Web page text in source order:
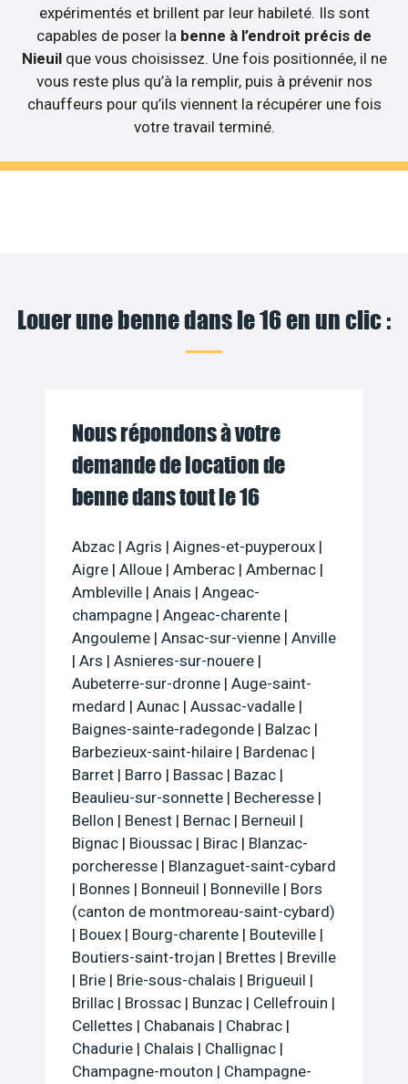
expérimentés et brillent par leur habileté. Ils sont
capables de poser la benne à l’endroit précis de
Nieuil que vous choisissez. Une fois positionnée, il ne
vous reste plus qu’à la remplir, puis à prévenir nos
chauffeurs pour qu’ils viennent la récupérer une fois
votre travail terminé.
Louer une benne dans le 16 en un clic :
Nous répondons à votre
demande de location de
benne dans tout le 16
Abzac | Agris | Aignes-et-puyperoux |
Aigre | Alloue | Amberac | Ambernac |
Ambleville | Anais | Angeac-
champagne | Angeac-charente |
Angouleme | Ansac-sur-vienne | Anville
| Ars | Asnieres-sur-nouere |
Aubeterre-sur-dronne | Auge-saint-
medard | Aunac | Aussac-vadalle |
Baignes-sainte-radegonde | Balzac |
Barbezieux-saint-hilaire | Bardenac |
Barret | Barro | Bassac | Bazac |
Beaulieu-sur-sonnette | Becheresse |
Bellon | Benest | Bernac | Berneuil |
Bignac | Bioussac | Birac | Blanzac-
porcheresse | Blanzaguet-saint-cybard
| Bonnes | Bonneuil | Bonneville | Bors
(canton de montmoreau-saint-cybard)
| Bouex | Bourg-charente | Bouteville |
Boutiers-saint-trojan | Brettes | Breville
| Brie | Brie-sous-chalais | Brigueuil |
Brillac | Brossac | Bunzac | Cellefrouin |
Cellettes | Chabanais | Chabrac |
Chadurie | Chalais | Challignac |
Champagne-mouton | Champagne-